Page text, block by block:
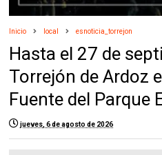
Inicio local esnoticia_torrejon
Hasta el 27 de
Torrejón de Ardoz
Fuente del Parque
jueves, 6 de agosto de 2026